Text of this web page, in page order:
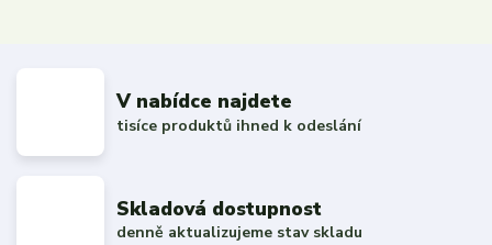
V nabídce najdete
tisíce produktů ihned k odeslání
Skladová dostupnost
denně aktualizujeme stav skladu